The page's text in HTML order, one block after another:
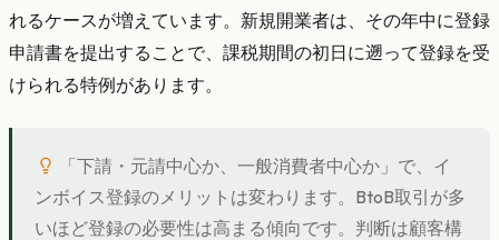
れるケースが増えています。新規開業者は、その年中に登録
申請書を提出することで、課税期間の初日に遡って登録を受
けられる特例があります。
「下請・元請中心か、一般消費者中心か」で、イ
ンボイス登録のメリットは変わります。BtoB取引が多
いほど登録の必要性は高まる傾向です。判断は顧客構